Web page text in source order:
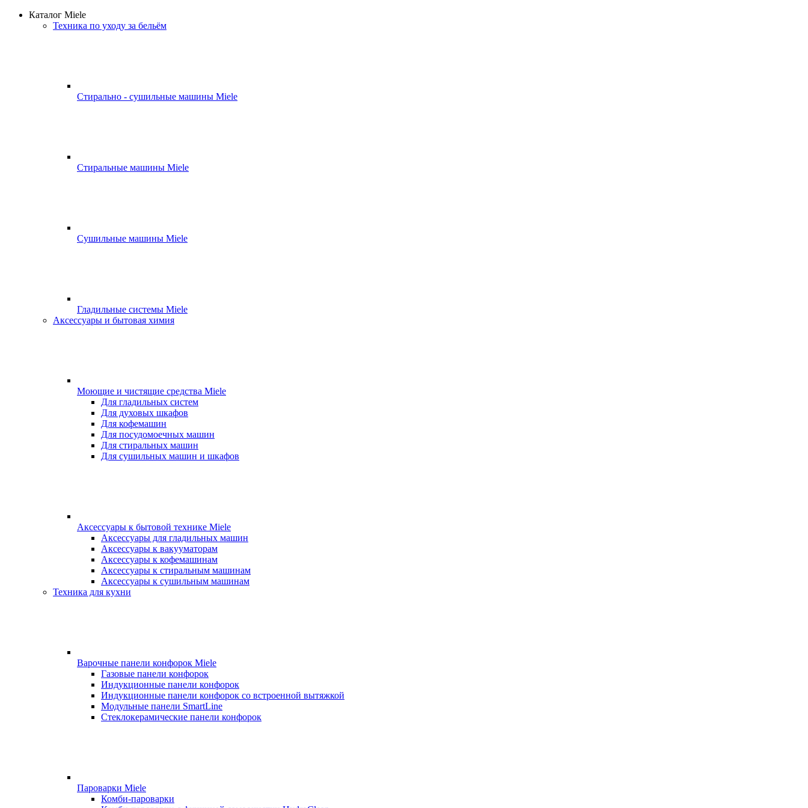
Каталог Miele
Техника по уходу за бельём
Стирально - сушильные машины Miele
Стиральные машины Miele
Сушильные машины Miele
Гладильные системы Miele
Аксессуары и бытовая химия
Моющие и чистящие средства Miele
Для гладильных систем
Для духовых шкафов
Для кофемашин
Для посудомоечных машин
Для стиральных машин
Для сушильных машин и шкафов
Аксессуары к бытовой технике Miele
Аксессуары для гладильных машин
Аксессуары к вакууматорам
Аксессуары к кофемашинам
Аксессуары к стиральным машинам
Аксессуары к сушильным машинам
Техника для кухни
Варочные панели конфорок Miele
Газовые панели конфорок
Индукционные панели конфорок
Индукционные панели конфорок со встроенной вытяжкой
Модульные панели SmartLine
Стеклокерамические панели конфорок
Пароварки Miele
Комби-пароварки